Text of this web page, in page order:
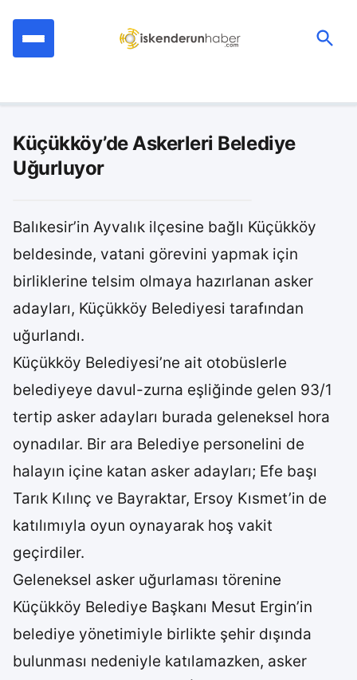
Küçükköy’de Askerleri Belediye
Uğurluyor
Balıkesir’in Ayvalık ilçesine bağlı Küçükköy
beldesinde, vatani görevini yapmak için
birliklerine telsim olmaya hazırlanan asker
adayları, Küçükköy Belediyesi tarafından
uğurlandı.
Küçükköy Belediyesi’ne ait otobüslerle
belediyeye davul-zurna eşliğinde gelen 93/1
tertip asker adayları burada geleneksel hora
oynadılar. Bir ara Belediye personelini de
halayın içine katan asker adayları; Efe başı
Tarık Kılınç ve Bayraktar, Ersoy Kısmet’in de
katılımıyla oyun oynayarak hoş vakit
geçirdiler.
Geleneksel asker uğurlaması törenine
Küçükköy Belediye Başkanı Mesut Ergin’in
belediye yönetimiyle birlikte şehir dışında
bulunması nedeniyle katılamazken, asker